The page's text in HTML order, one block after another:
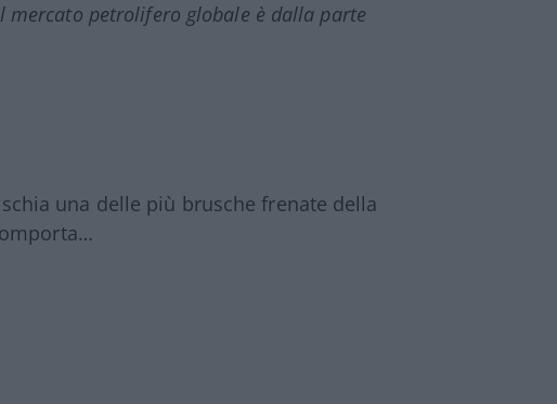
mercato petrolifero globale è dalla parte
una delle più brusche frenate della